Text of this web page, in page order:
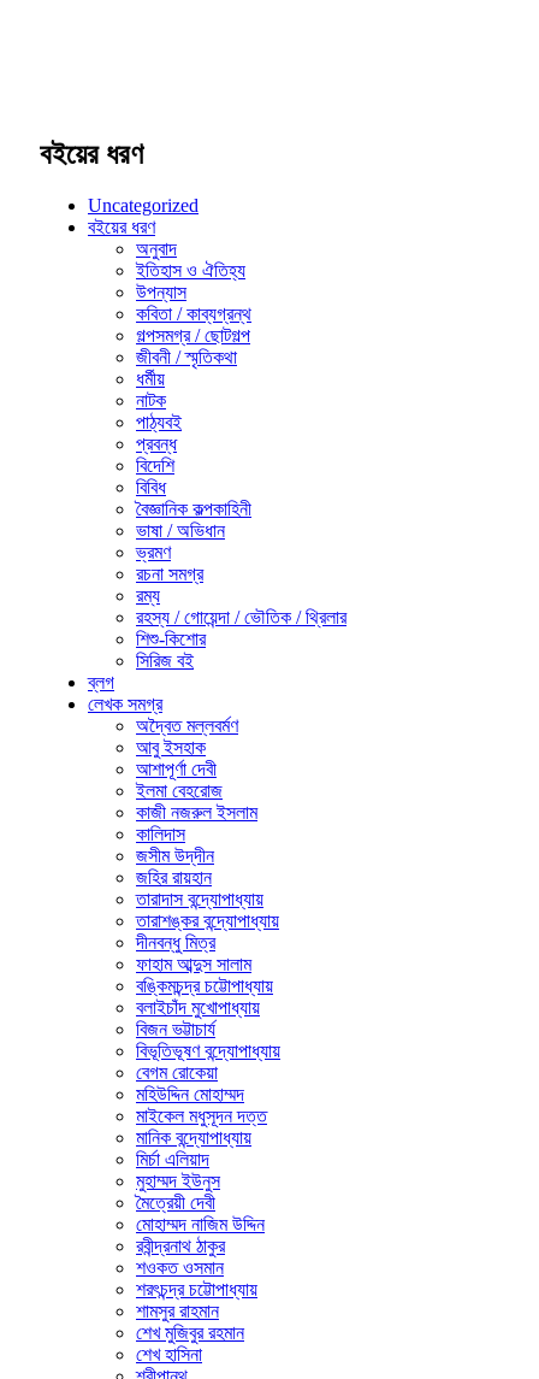
বইয়ের ধরণ
Uncategorized
বইয়ের ধরণ
অনুবাদ
ইতিহাস ও ঐতিহ্য
উপন্যাস
কবিতা / কাব্যগ্রন্থ
গল্পসমগ্র / ছোটগল্প
জীবনী / স্মৃতিকথা
ধর্মীয়
নাটক
পাঠ্যবই
প্রবন্ধ
বিদেশি
বিবিধ
বৈজ্ঞানিক কল্পকাহিনী
ভাষা / অভিধান
ভ্রমণ
রচনা সমগ্র
রম্য
রহস্য / গোয়েন্দা / ভৌতিক / থ্রিলার
শিশু-কিশোর
সিরিজ বই
ব্লগ
লেখক সমগ্র
অদ্বৈত মল্লবর্মণ
আবু ইসহাক
আশাপূর্ণা দেবী
ইলমা বেহরোজ
কাজী নজরুল ইসলাম
কালিদাস
জসীম উদ্‌দীন
জহির রায়হান
তারাদাস বন্দ্যোপাধ্যায়
তারাশঙ্কর বন্দ্যোপাধ্যায়
দীনবন্ধু মিত্র
ফাহাম আব্দুস সালাম
বঙ্কিমচন্দ্র চট্টোপাধ্যায়
বলাইচাঁদ মুখোপাধ্যায়
বিজন ভট্টাচার্য
বিভূতিভূষণ বন্দ্যোপাধ্যায়
বেগম রোকেয়া
মহিউদ্দিন মোহাম্মদ
মাইকেল মধুসূদন দত্ত
মানিক বন্দ্যোপাধ্যায়
মির্চা এলিয়াদ
মুহাম্মদ ইউনুস
মৈত্রেয়ী দেবী
মোহাম্মদ নাজিম উদ্দিন
রবীন্দ্রনাথ ঠাকুর
শওকত ওসমান
শরৎচন্দ্র চট্টোপাধ্যায়
শামসুর রাহমান
শেখ মুজিবুর রহমান
শেখ হাসিনা